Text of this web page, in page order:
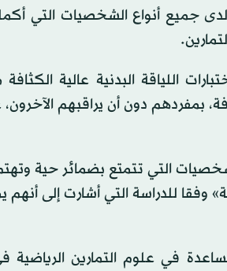
جميع أنواع الشخصيات التي
اللياقة البدنية عالية
بمفردهم دون أن يراقبهم
التي تتمتع بضمائر حية
وفقا للدراسة التي أشارت إلى أنهم
في علوم التمارين